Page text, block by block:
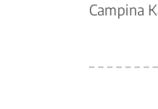
Campina